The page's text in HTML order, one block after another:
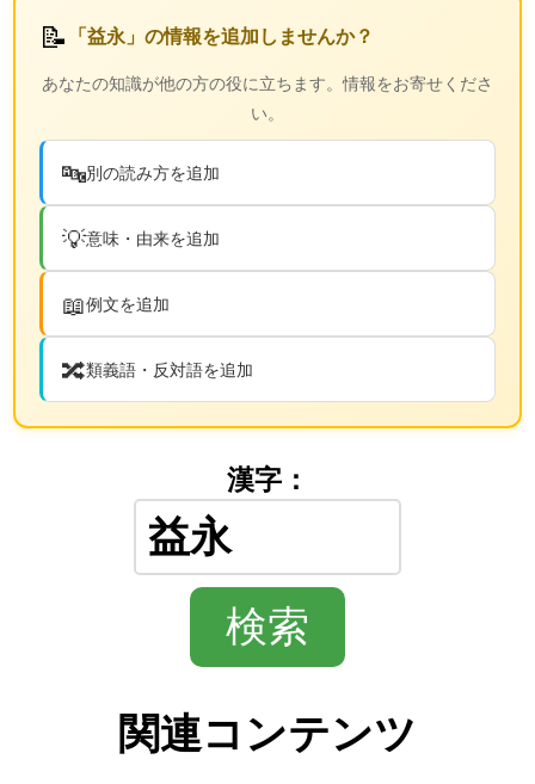
📝 「益永」の情報を追加しませんか？
あなたの知識が他の方の役に立ちます。情報をお寄せくださ
い。
🔤別の読み方を追加
💡意味・由来を追加
📖例文を追加
🔀類義語・反対語を追加
漢字：
関連コンテンツ